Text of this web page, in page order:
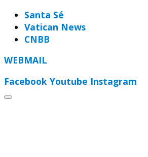
Santa Sé
Vatican News
CNBB
WEBMAIL
Facebook Youtube Instagram